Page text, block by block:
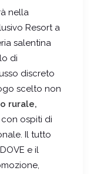
nella
Resort a
salentina
di
discreto
scelto non
rurale,
con ospiti di
Il tutto
e il